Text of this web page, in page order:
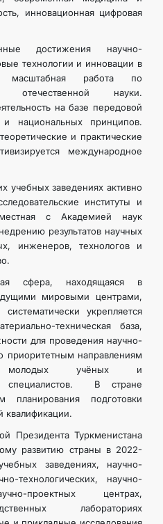
инновационная цифровая
достижения научно-
технологии и инновации в
масштабная работа по
отечественной науки.
на базе передовой
национальных принципов.
и практические
международное
учебных заведениях активно
институты и
с Академией наук
результатов научных
инженеров, технологов и
сфера, находящаяся в
мировыми центрами,
систематически укрепляется
техническая база,
для проведения научно-
приоритетным направлениям
молодых учёных и
специалистов. В стране
подготовки
квалификации.
Президента Туркменистана
развитию страны в 2022-
заведениях, научно-
технологических, научно-
проектных центрах,
лабораториях